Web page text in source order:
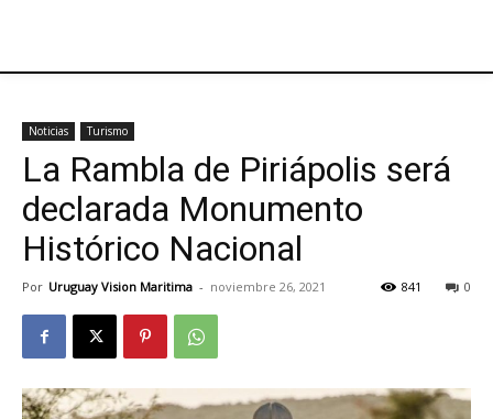
Noticias Turismo
La Rambla de Piriápolis será
declarada Monumento
Histórico Nacional
Por Uruguay Vision Maritima - noviembre 26, 2021 0
841